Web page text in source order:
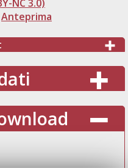
NC 3.0)
Anteprima